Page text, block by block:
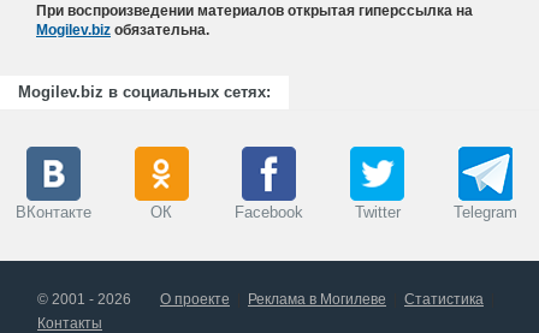
При воспроизведении материалов открытая гиперссылка на
Mogilev.biz обязательна.
Mogilev.biz в социальных сетях:
ВКонтакте ОК Facebook Twitter Telegram
© 2001 - 2026 О проекте Реклама в Могилеве
Статистика
Контакты